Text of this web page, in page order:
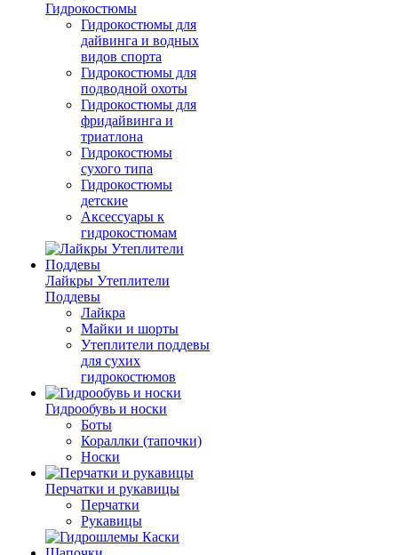
Гидрокостюмы
Гидрокостюмы для
дайвинга и водных
видов спорта
Гидрокостюмы для
подводной охоты
Гидрокостюмы для
фридайвинга и
триатлона
Гидрокостюмы
сухого типа
Гидрокостюмы
детские
Аксессуары к
гидрокостюмам
Лайкры Утеплители
Поддевы
Лайкра
Майки и шорты
Утеплители поддевы
для сухих
гидрокостюмов
Гидрообувь и носки
Боты
Кораллки (тапочки)
Носки
Перчатки и рукавицы
Перчатки
Рукавицы